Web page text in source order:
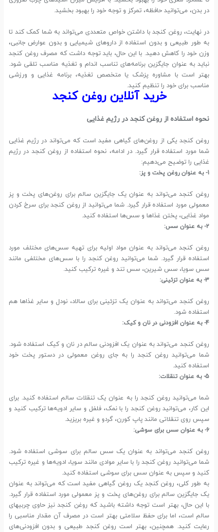
در بدن، می‌توانید حافظه، تمرکز و توجه خود را بهبود بخشید.
در نهایت، روغن کنجد با داشتن خواص متعددی می‌تواند به شما کمک کند تا
به طور طبیعی و بدون استفاده از داروهای شیمیایی و بدون عوارض جانبی،
وزن خود را کاهش دهید. با این حال، باید توجه داشت که مصرف روغن کنجد
نباید به عنوان جایگزین برنامه‌های تناسب اندام و تغذیه مناسب تلقی شود.
بهتر است با مشاوره پزشک یا متخصص تغذیه، برنامه غذایی و ورزشی
مناسب برای خود را تنظیم کنید.
خرید آنلاین روغن کنجد
نحوه استفاده از روغن کنجد در رژیم غذایی
روغن کنجد یکی از روغن‌های گیاهی مفید است که می‌تواند در رژیم غذایی
شما مورد استفاده قرار گیرد. در ادامه، نحوه استفاده از روغن کنجد در رژیم
غذایی را توضیح می‌دهیم:
1- به عنوان روغن پخت و پز:
روغن کنجد می‌تواند به عنوان یک جایگزین سالم برای روغن‌های پخت و پز
معمولی مورد استفاده قرار گیرد. شما می‌توانید از روغن کنجد برای سرخ کردن
مواد غذایی، پختن غذاها و سس‌ها استفاده کنید.
2- به عنوان سس:
روغن کنجد می‌تواند به عنوان مواد اولیه برای تهیه سس‌های مختلف مورد
استفاده قرار گیرد. شما می‌توانید روغن کنجد را با سس‌های مختلفی مانند
سس سویا، سس شیرین، سس تند و غیره ترکیب کنید.
3- به عنوان تزئینی:
روغن کنجد می‌تواند به عنوان یک تزئینی برای سالاد، نودل و سایر غذاها هم
استفاده شود.
4- به عنوان افزودنی در نان و کیک:
روغن کنجد می‌تواند به عنوان یک افزودنی سالم در نان و کیک استفاده شود.
شما می‌توانید روغن کنجد را به جای روغن معمولی در دستور پخت خود
استفاده کنید.
5- به عنوان تنقلات:
شما می‌توانید روغن کنجد را به عنوان یک تنقلات سالم استفاده کنید. برای
این کار، می‌توانید روغن کنجد را با نمک، فلفل و سایر ادویه‌ها ترکیب کنید و
سپس روی تنقلاتی مانند پاپ کورن، گردو و غیره بریزید.
6- به عنوان سس برای سوشی:
روغن کنجد می‌تواند به عنوان یک سس سالم برای سوشی استفاده شود.
شما می‌توانید روغن کنجد را با سایر موادی مانند سویا، ادویه‌ها و غیره ترکیب
کنید و سپس به عنوان سس برای سوشی استفاده کنید.
به طور کلی، روغن کنجد یک روغن گیاهی مفید است که می‌تواند به عنوان
یک جایگزین سالم برای روغن‌های پخت و پز معمولی مورد استفاده قرار گیرد.
با این حال، بهتر است توجه داشته باشید که روغن کنجد نیز حاوی چربیهای
سالم است، اما برای حفظ سلامتی بهتر است در مصرف آن مقدار مناسبی را
رعایت کنید. همچنین، بهتر است روغن کنجد طبیعی و بدون افزودنی‌های